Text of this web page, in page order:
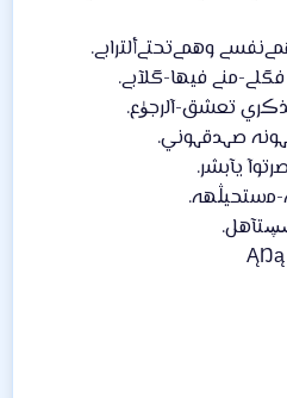
وهمےتحتےألترابے.
منے فيها-گلآبے.
تعشق-آلرجۈع.
صہدقہوني.
يآبشر.
ﻣستحيڷهہ.
ĄŊą